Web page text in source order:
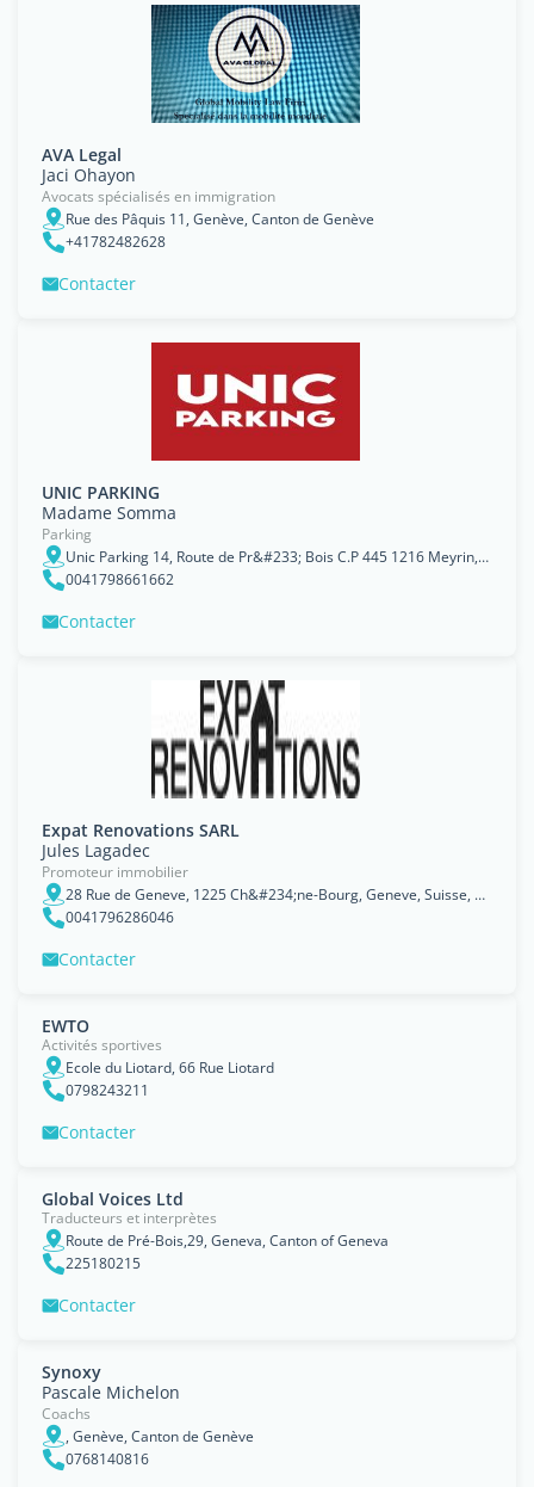
AVA Legal
Jaci Ohayon
Avocats spécialisés en immigration
Rue des Pâquis 11, Genève, Canton de Genève
+41782482628
Contacter
UNIC PARKING
Madame Somma
Parking
Unic Parking 14, Route de Pr&#233; Bois C.P 445 1216 Meyrin, Canton de Genève
0041798661662
Contacter
Expat Renovations SARL
Jules Lagadec
Promoteur immobilier
28 Rue de Geneve, 1225 Ch&#234;ne-Bourg, Geneve, Suisse, Canton de Genève
0041796286046
Contacter
EWTO
Activités sportives
Ecole du Liotard, 66 Rue Liotard
0798243211
Contacter
Global Voices Ltd
Traducteurs et interprètes
Route de Pré-Bois,29, Geneva, Canton of Geneva
225180215
Contacter
Synoxy
Pascale Michelon
Coachs
, Genève, Canton de Genève
0768140816